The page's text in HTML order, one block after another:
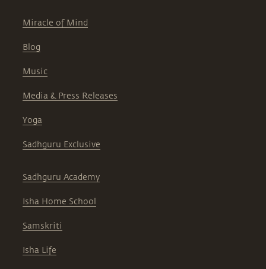
Miracle of Mind
Blog
Music
Media & Press Releases
Yoga
Sadhguru Exclusive
Sadhguru Academy
Isha Home School
Samskriti
Isha Life